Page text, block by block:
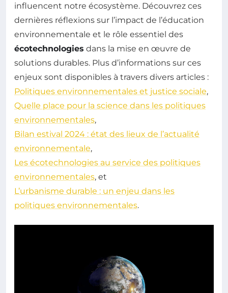
influencent notre écosystème. Découvrez ces
dernières réflexions sur l’impact de l’éducation
environnementale et le rôle essentiel des
écotechnologies dans la mise en œuvre de
solutions durables. Plus d’informations sur ces
enjeux sont disponibles à travers divers articles :
Politiques environnementales et justice sociale,
Quelle place pour la science dans les politiques
environnementales,
Bilan estival 2024 : état des lieux de l’actualité
environnementale,
Les écotechnologies au service des politiques
environnementales, et
L’urbanisme durable : un enjeu dans les
politiques environnementales.